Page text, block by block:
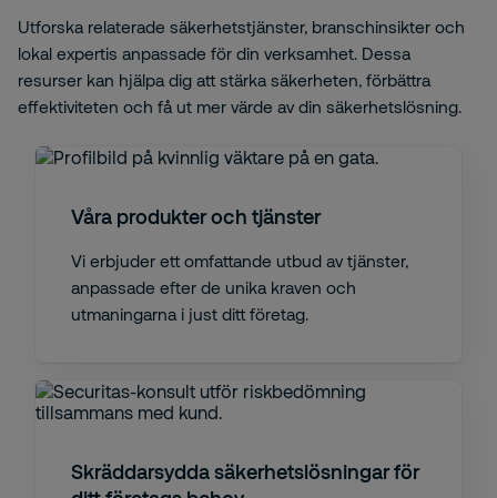
Utforska relaterade säkerhetstjänster, branschinsikter och
lokal expertis anpassade för din verksamhet. Dessa
resurser kan hjälpa dig att stärka säkerheten, förbättra
effektiviteten och få ut mer värde av din säkerhetslösning.
Våra produkter och tjänster
Vi erbjuder ett omfattande utbud av tjänster,
anpassade efter de unika kraven och
utmaningarna i just ditt företag.
Skräddarsydda säkerhetslösningar för